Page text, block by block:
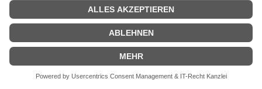
Delock Netzwerkreparaturausrüstung
Delock - Netzwerkreparaturausrüstung
Zeige Preise inklusiv MwSt. (Brutto)
36,94€
IN DEN WARENKORB